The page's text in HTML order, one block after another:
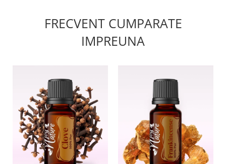
FRECVENT CUMPARATE
IMPREUNA